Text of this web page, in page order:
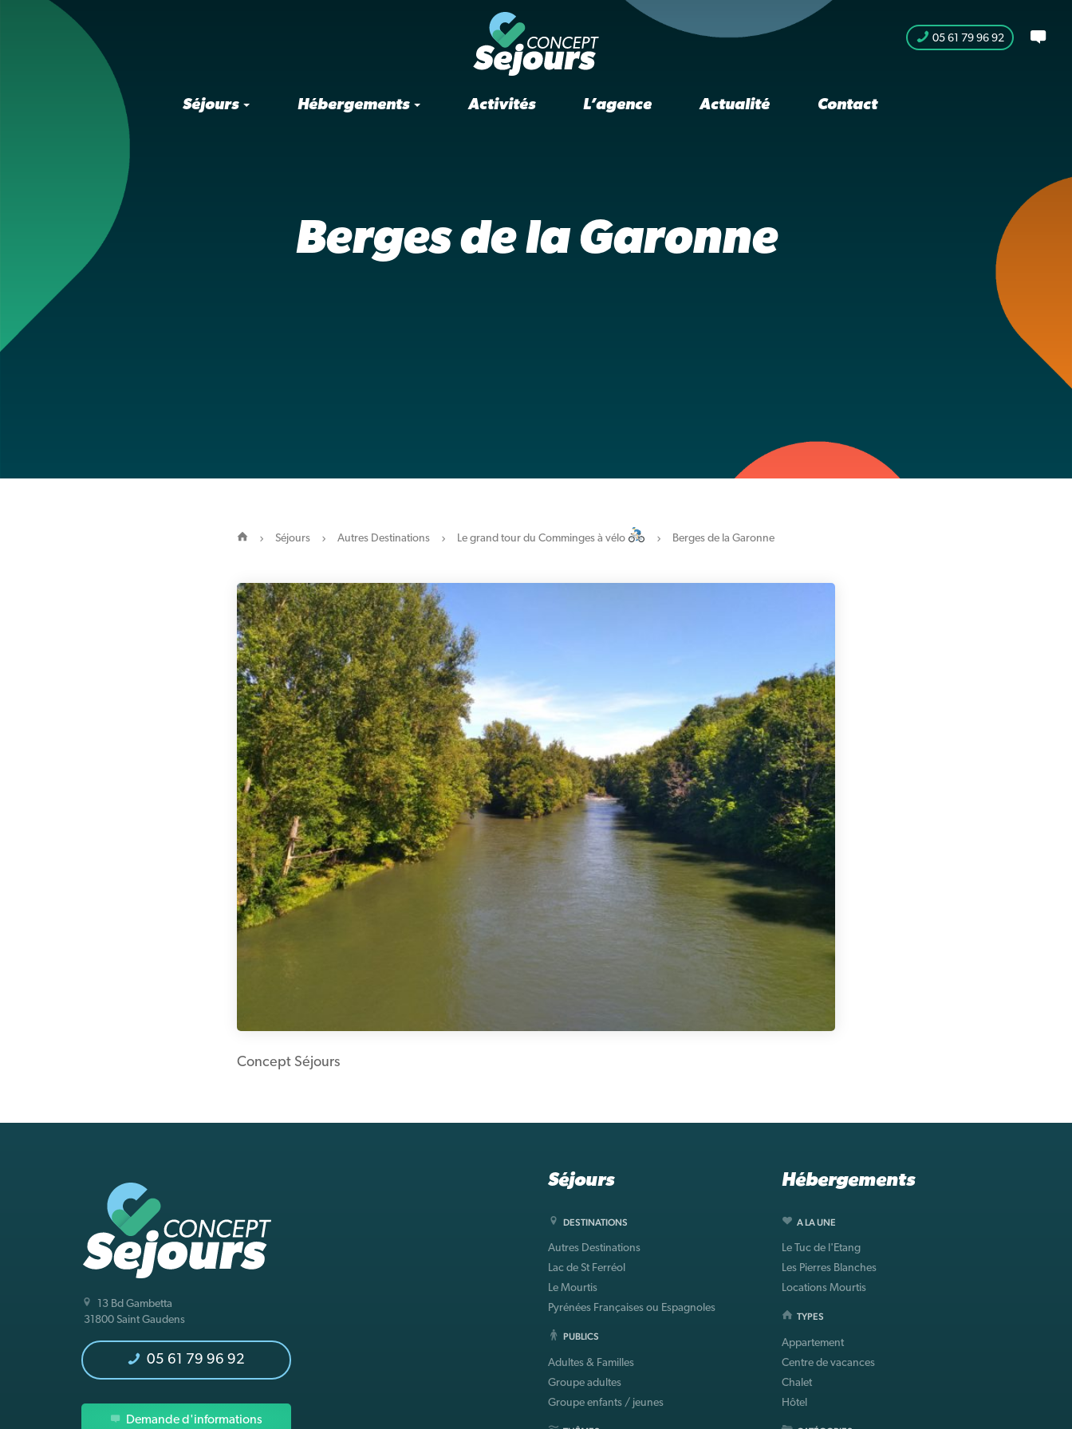
Séjours Hébergements Activités L’agence Actualité Contact
05 61 79 96 92
Berges de la Garonne
Séjours Autres Destinations Le grand tour du Comminges à vélo Berges de la Garonne
Concept Séjours
13 Bd Gambetta
31800 Saint Gaudens
05 61 79 96 92
Demande d'informations
Séjours
DESTINATIONS
Autres Destinations
Lac de St Ferréol
Le Mourtis
Pyrénées Françaises ou Espagnoles
PUBLICS
Adultes & Familles
Groupe adultes
Groupe enfants / jeunes
Hébergements
A LA UNE
Le Tuc de l'Etang
Les Pierres Blanches
Locations Mourtis
TYPES
Appartement
Centre de vacances
Chalet
Hôtel